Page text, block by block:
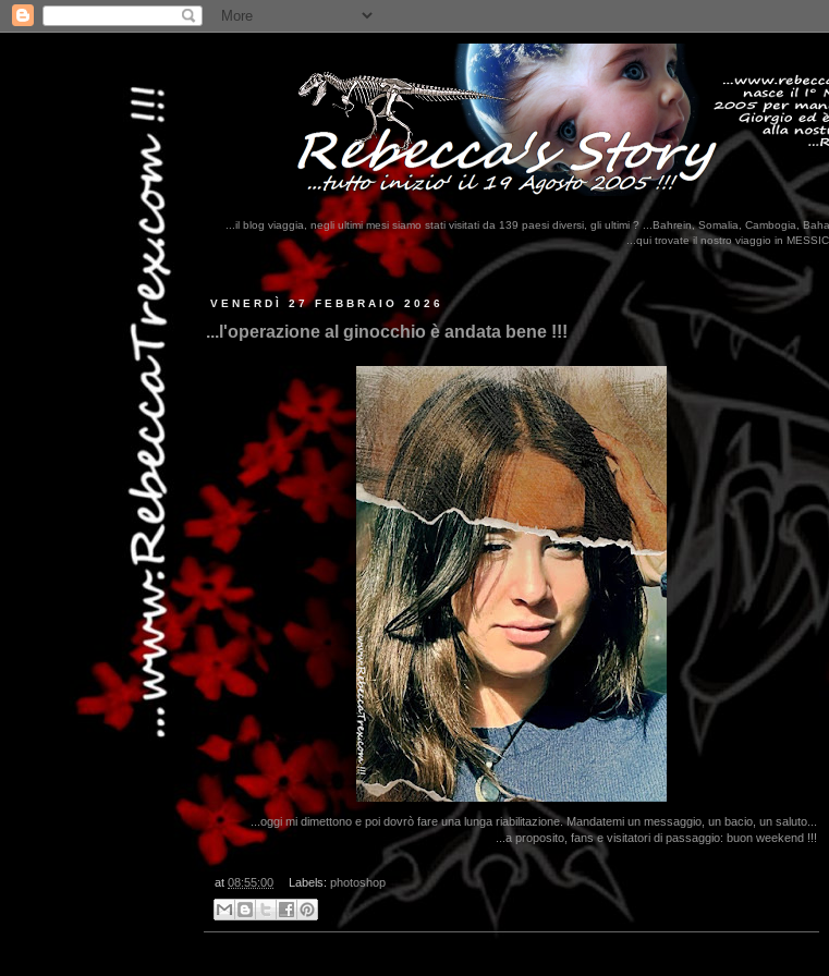
...il blog viaggia, negli ultimi mesi siamo stati visitati da 139 paesi diversi, gli ultimi ? ...Bahrein, Somalia, Cambogia,
...qui trovate il nostro viaggio in MESSICO 2023...clikka qui !!!
VENERDÌ 27 FEBBRAIO 2026
...l'operazione al ginocchio è andata bene !!!
...oggi mi dimettono e poi dovrò fare una lunga riabilitazione. Mandatemi un messaggio, un bacio, un saluto...
...a proposito, fans e visitatori di passaggio: buon weekend !!!
at 08:55:00 Labels: photoshop
...dai non perdere tempo, clikka "qui", c'è il meglio del